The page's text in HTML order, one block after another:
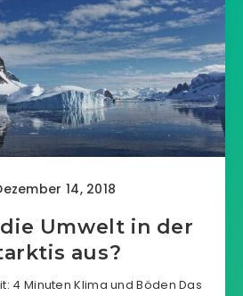
14, 2018
Umwelt in der
aus?
4 Minuten Klima und Böden Das